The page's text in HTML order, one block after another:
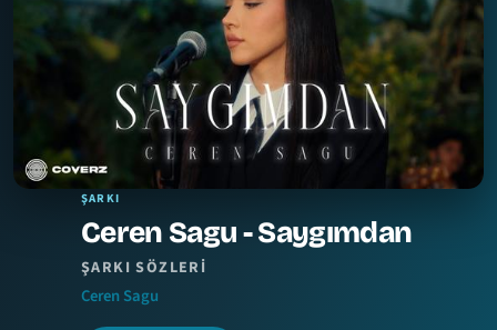
ŞARKI
Ceren Sagu - Saygımdan
ŞARKI SÖZLERI
Ceren Sagu